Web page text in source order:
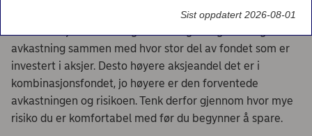
avkastning sammen med hvor stor del av fondet som er
investert i aksjer. Desto høyere aksjeandel det er i
kombinasjonsfondet, jo høyere er den forventede
avkastningen og risikoen. Tenk derfor gjennom hvor mye
risiko du er komfortabel med før du begynner å spare.
Sist oppdatert 2026-08-01